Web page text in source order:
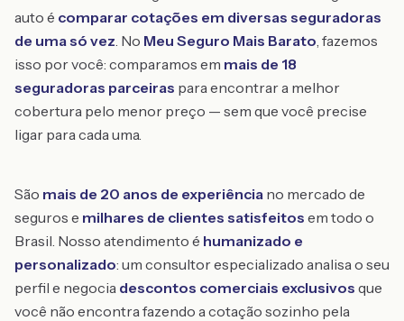
auto é comparar cotações em diversas seguradoras
de uma só vez. No Meu Seguro Mais Barato, fazemos
isso por você: comparamos em mais de 18
seguradoras parceiras para encontrar a melhor
cobertura pelo menor preço — sem que você precise
ligar para cada uma.
São mais de 20 anos de experiência no mercado de
seguros e milhares de clientes satisfeitos em todo o
Brasil. Nosso atendimento é humanizado e
personalizado: um consultor especializado analisa o seu
perfil e negocia descontos comerciais exclusivos que
você não encontra fazendo a cotação sozinho pela